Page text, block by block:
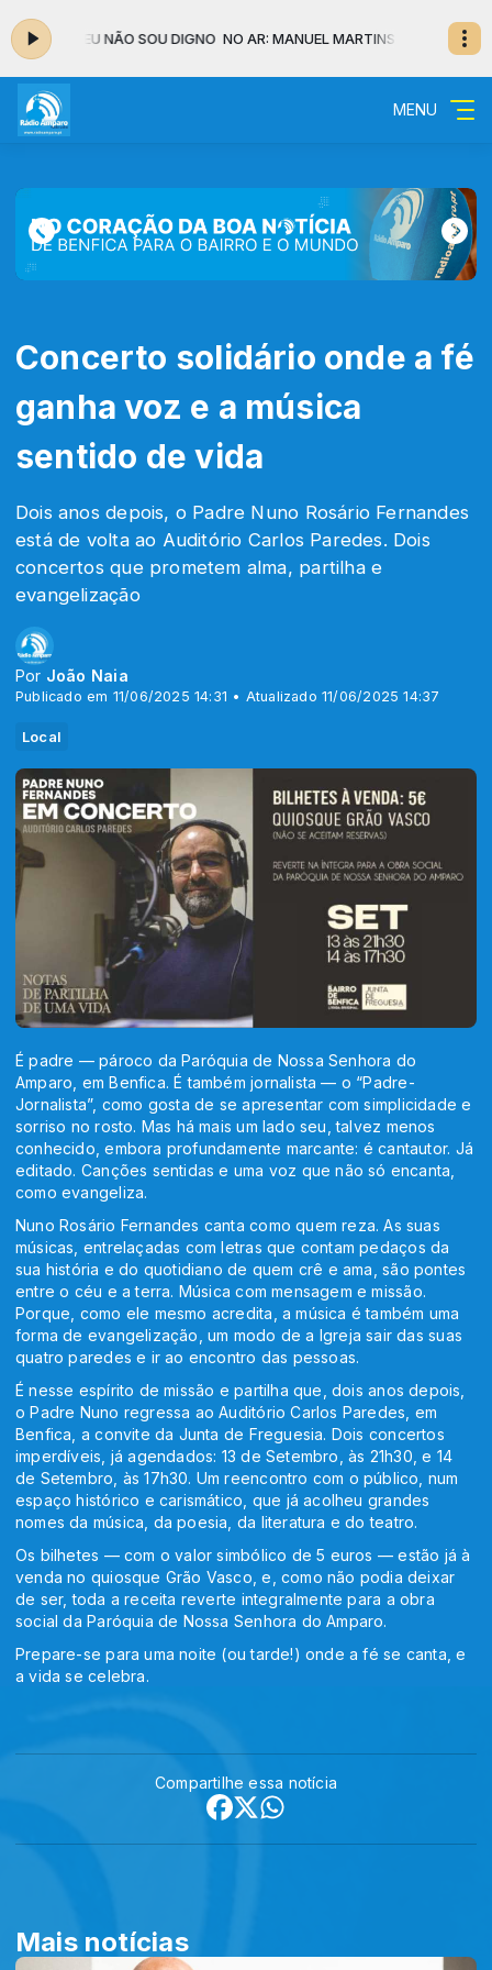
- EU NÃO SOU DIGNO NO AR: MANUEL MARTINS - EU NÃO SOU
MENU
Concerto solidário onde a fé
ganha voz e a música
sentido de vida
Dois anos depois, o Padre Nuno Rosário Fernandes
está de volta ao Auditório Carlos Paredes. Dois
concertos que prometem alma, partilha e
evangelização
Por João Naia
Publicado em 11/06/2025 14:31 • Atualizado 11/06/2025 14:37
Local
É padre — pároco da Paróquia de Nossa Senhora do
Amparo, em Benfica. É também jornalista — o “Padre-
Jornalista”, como gosta de se apresentar com simplicidade e
sorriso no rosto. Mas há mais um lado seu, talvez menos
conhecido, embora profundamente marcante: é cantautor. Já
editado. Canções sentidas e uma voz que não só encanta,
como evangeliza.
Nuno Rosário Fernandes canta como quem reza. As suas
músicas, entrelaçadas com letras que contam pedaços da
sua história e do quotidiano de quem crê e ama, são pontes
entre o céu e a terra. Música com mensagem e missão.
Porque, como ele mesmo acredita, a música é também uma
forma de evangelização, um modo de a Igreja sair das suas
quatro paredes e ir ao encontro das pessoas.
É nesse espírito de missão e partilha que, dois anos depois,
o Padre Nuno regressa ao Auditório Carlos Paredes, em
Benfica, a convite da Junta de Freguesia. Dois concertos
imperdíveis, já agendados: 13 de Setembro, às 21h30, e 14
de Setembro, às 17h30. Um reencontro com o público, num
espaço histórico e carismático, que já acolheu grandes
nomes da música, da poesia, da literatura e do teatro.
Os bilhetes — com o valor simbólico de 5 euros — estão já à
venda no quiosque Grão Vasco, e, como não podia deixar
de ser, toda a receita reverte integralmente para a obra
social da Paróquia de Nossa Senhora do Amparo.
Prepare-se para uma noite (ou tarde!) onde a fé se canta, e
a vida se celebra.
Compartilhe essa notícia
Mais notícias